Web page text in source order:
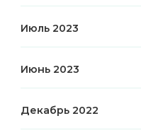
Июль 2023
Июнь 2023
Декабрь 2022